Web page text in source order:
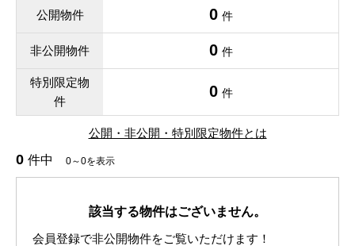
公開物件 0 件
非公開物件 0 件
特別限定物
件
0 件
公開・非公開・特別限定物件とは
0 件中 0～0を表示
該当する物件はございません。
会員登録で非公開物件をご覧いただけます！